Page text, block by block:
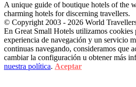
A unique guide of boutique hotels of the
charming hotels for discerning travellers.
© Copyright 2003 - 2026 World
En Great Small Hotels utilizamos cookies
experiencia de navegación y un servicio
continuas navegando, consideramos que
cambiar la configuración u obtener más
nuestra política. Aceptar